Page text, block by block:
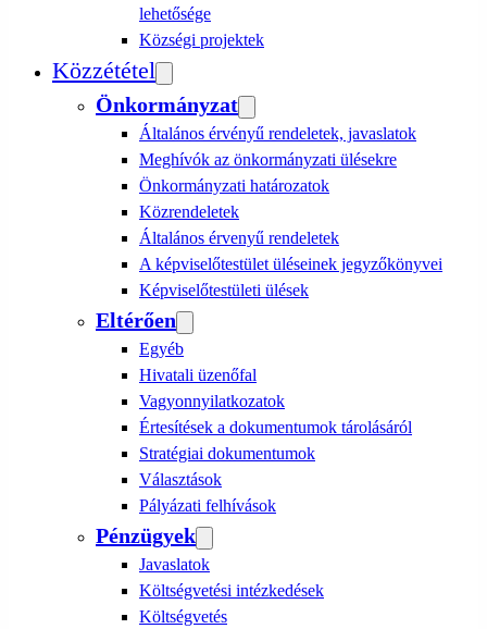
lehetősége
Községi projektek
Közzététel
Önkormányzat
Általános érvényű rendeletek, javaslatok
Meghívók az önkormányzati ülésekre
Önkormányzati határozatok
Közrendeletek
Általános érvenyű rendeletek
A képviselőtestület üléseinek jegyzőkönyvei
Képviselőtestületi ülések
Eltérően
Egyéb
Hivatali üzenőfal
Vagyonnyilatkozatok
Értesítések a dokumentumok tárolásáról
Stratégiai dokumentumok
Választások
Pályázati felhívások
Pénzügyek
Javaslatok
Költségvetési intézkedések
Költségvetés